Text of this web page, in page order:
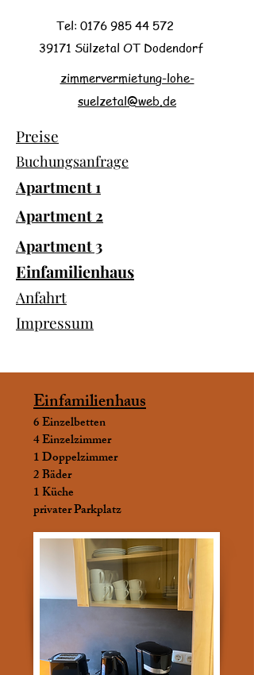
Buchungsanfrage
Preise
Impressum
Anfahrt
Tel: 0176 985 44 572
39171 Sülzetal OT Dodendorf
zimmervermietung-lohe-
suelzetal@web.de
Apartment 1
Apartment 2
Apartment 3
Einfamilienhaus
Einfamilienhaus
6 Einzelbetten
4 Einzelzimmer
1 Doppelzimmer
2 Bäder
1 Küche
privater Parkplatz